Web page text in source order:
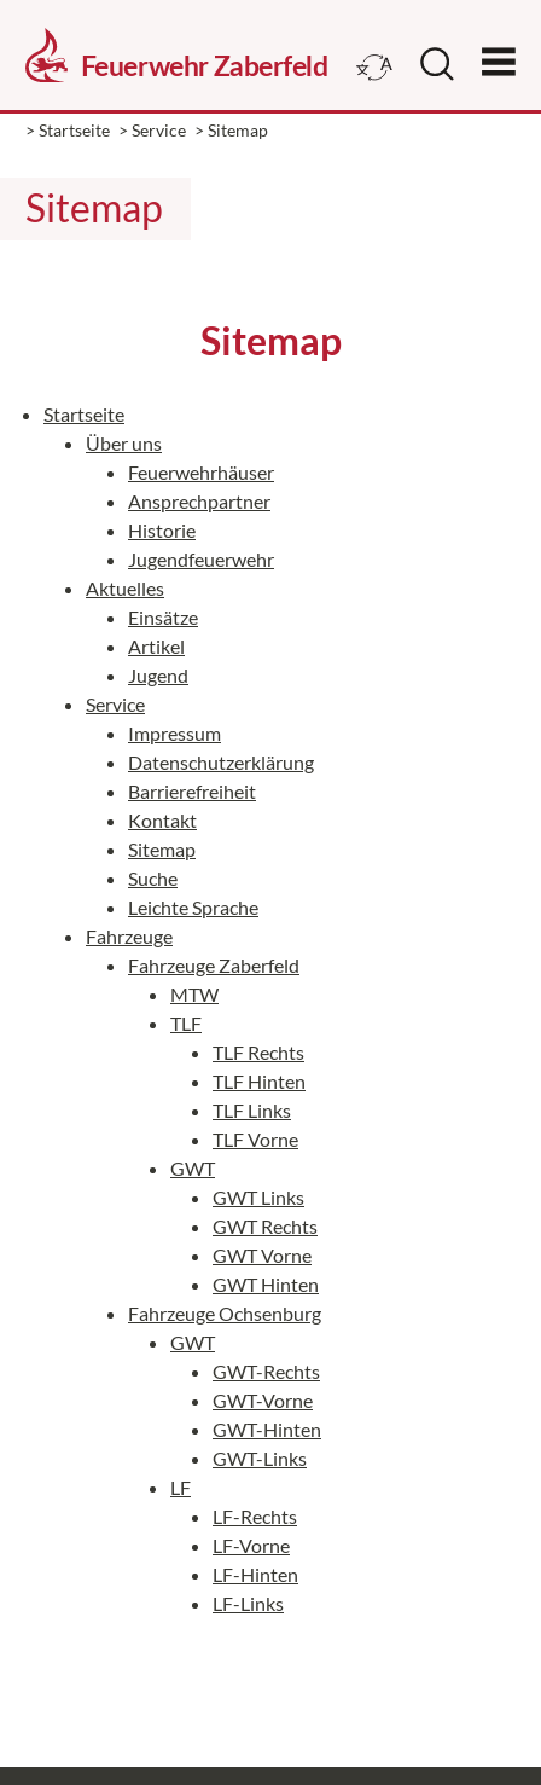
> Startseite > Service > Sitemap
Sitemap
Sitemap
Startseite
Über uns
Feuerwehrhäuser
Ansprechpartner
Historie
Jugendfeuerwehr
Aktuelles
Einsätze
Artikel
Jugend
Service
Impressum
Datenschutzerklärung
Barrierefreiheit
Kontakt
Sitemap
Suche
Leichte Sprache
Fahrzeuge
Fahrzeuge Zaberfeld
MTW
TLF
TLF Rechts
TLF Hinten
TLF Links
TLF Vorne
GWT
GWT Links
GWT Rechts
GWT Vorne
GWT Hinten
Fahrzeuge Ochsenburg
GWT
GWT-Rechts
GWT-Vorne
GWT-Hinten
GWT-Links
LF
LF-Rechts
LF-Vorne
LF-Hinten
LF-Links